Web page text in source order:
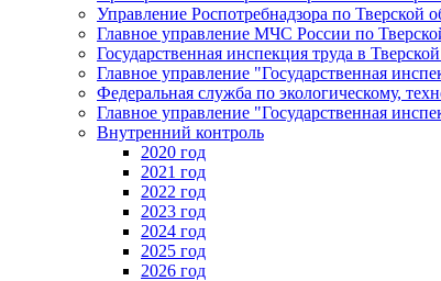
Управление Роспотребнадзора по Тверской
Главное управление МЧС России по
Государственная инспекция труда в
Главное управление "Государственная
Федеральная служба по экологическому,
Главное управление "Государственная
Внутренний контроль
2020 год
2021 год
2022 год
2023 год
2024 год
2025 год
2026 год